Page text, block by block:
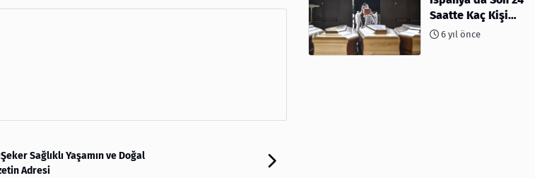
Sağlıklı Yaşamın ve Doğal
Adresi
Saatte Kaç Kişi
Öldü6 yıl önce